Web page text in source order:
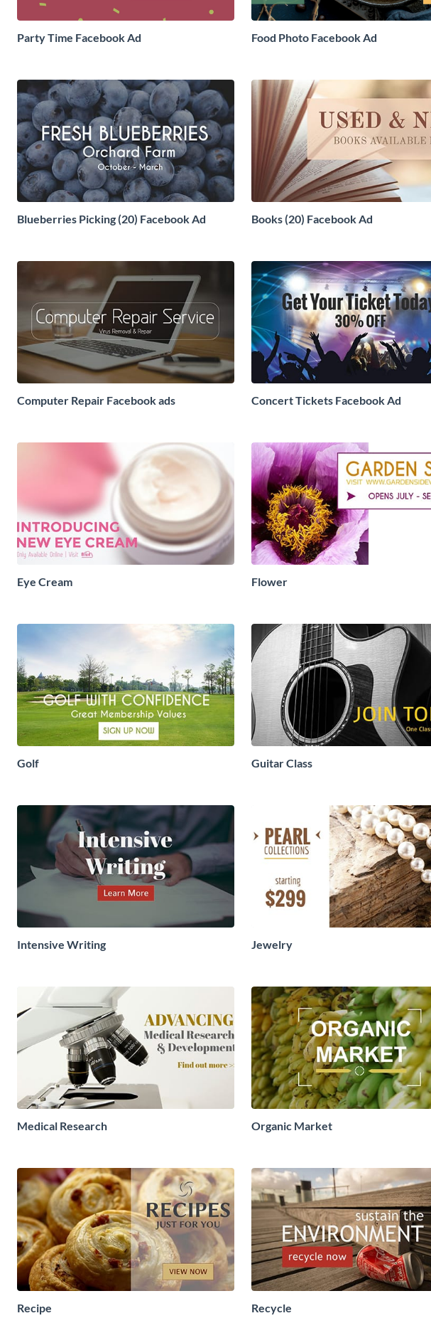
Party Time Facebook Ad Food Photo Facebook Ad
Blueberries Picking (20) Facebook Ad Books (20) Facebook Ad
Computer Repair Facebook ads Concert Tickets Facebook Ad
Eye Cream Flower
Golf Guitar Class
Intensive Writing Jewelry
Medical Research Organic Market
Recipe Recycle